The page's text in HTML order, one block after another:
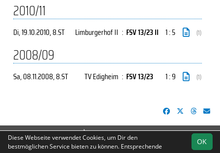
2010/11
Di, 19.10.2010, 8.ST Limburgerhof II : FSV 13/23 II 1 : 5 (1)
2008/09
Sa, 08.11.2008, 8.ST TV Edigheim : FSV 13/23 1 : 9 (1)
soccero.de
© 2006 - 2026 OK
Diese Webseite verwendet Cookies, um Dir den
bestmöglichen Service bieten zu können. Entsprechende